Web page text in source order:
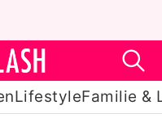
LifestyleFamilie &